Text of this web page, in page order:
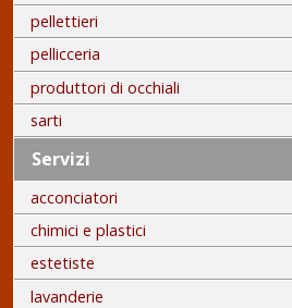
pellettieri
pellicceria
produttori di occhiali
sarti
Servizi
acconciatori
chimici e plastici
estetiste
lavanderie